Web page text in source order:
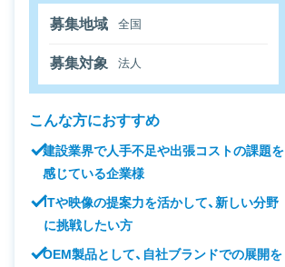
募集地域 全国
募集対象 法人
こんな方におすすめ
建設業界で人手不足や出張コストの課題を
感じている企業様
ITや映像の提案力を活かして、新しい分野
に挑戦したい方
OEM製品として、自社ブランドでの展開を